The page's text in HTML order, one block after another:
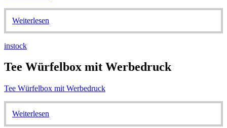
Weiterlesen
instock
Tee Würfelbox mit Werbedruck
Tee Würfelbox mit Werbedruck
Weiterlesen